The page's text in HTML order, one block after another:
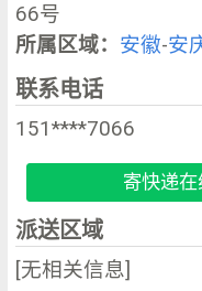
66号
所属区域： 安徽-安
联系电话
151****7066
寄快递
派送区域
[无相关信息]